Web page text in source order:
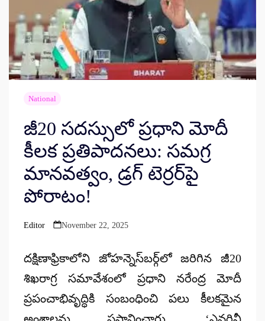
National
జీ20 సదస్సులో ప్రధాని మోదీ
కీలక ప్రతిపాదనలు: సమగ్ర
మానవత్వం, డ్రగ్ టెర్రర్‌పై
పోరాటం!
Posted
Editor November 22, 2025
దక్షిణాఫ్రికాలోని జోహన్నెస్‌బర్గ్‌లో జరిగిన జీ20
శిఖరాగ్ర సమావేశంలో ప్రధాని నరేంద్ర మోదీ
ప్రపంచాభివృద్ధికి సంబంధించి పలు కీలకమైన